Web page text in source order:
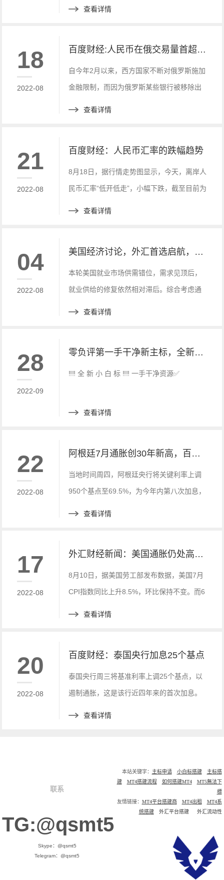
查看详情
18
2022-08
百度财经:人民币在俄交易量首超美元！
自今年2月以来，西方国家不断对俄罗斯施加
金融限制，而因为俄罗斯某些银行被移除出
查看详情
21
2022-08
百度财经：人民币汇率的跌幅趋势
8月18日，据行情走势图显示，今天，离岸人
民币汇率“低开低走”，小幅下跌，截至目前为
查看详情
04
2022-08
美国经济讨论，外汇首选启航，市场全新小白标
本轮美国就业市场供需错位，需求见顶后，
就业供给的修复依然相对滞后。综合考虑通
查看详情
28
2022-09
零负评第一手干净新主标，全新白标 快速搭建， 优惠中快来联系
‼️‼️ 全 新 小 白 标 ‼️‼️ 一手干净资源✅
查看详情
22
2022-08
阿根廷7月通胀创30年新高，百度财经新讯
当地时间周四，阿根廷央行将关键利率上调
950个基点至69.5%，为今年内第八次加息，
查看详情
17
2022-08
外汇财经新闻：美国通胀仍处高位：7月CPI同比涨8.5%
8月10日，据美国劳工部发布数据，美国7月
CPI指数同比上升8.5%，环比保持不变。而6
查看详情
20
2022-08
百度财经：泰国央行加息25个基点
泰国央行周三将基准利率上调25个基点，以
遏制通胀，这是该行近四年来的首次加息。
查看详情
联系
TG:@qsmt5
Skype：@qsmt5
Telegram：@qsmt5
本站关键字： 主标申请 小白标搭建
主标搭
建
MT4搭建流程 如何搭建MT4
MT5無法下
標
友情链接： MT4平台搭建商 MT4出租 MT4系
统搭建
外汇平台搭建 外汇流动性